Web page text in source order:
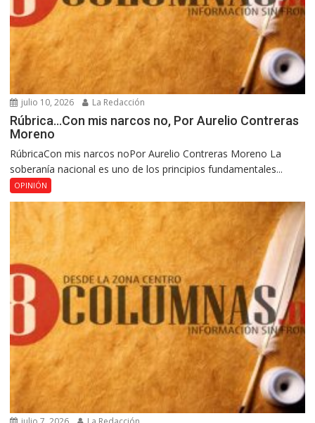
julio 10, 2026 La Redacción
Rúbrica…Con mis narcos no, Por Aurelio Contreras
Moreno
RúbricaCon mis narcos noPor Aurelio Contreras Moreno La
soberanía nacional es uno de los principios fundamentales...
OPINIÓN